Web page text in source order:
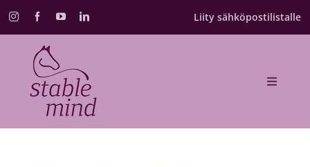
Skip
content
Liity sähköpostilistalle
Toggle